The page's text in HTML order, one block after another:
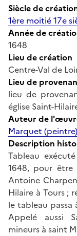
Siècle de
1ère moitié 17e
Année de
1648
Lieu de création
Centre-Val de
Lieu de
lieu de
église Saint-
Auteur de
Marquet (peintre)
Description
Tableau
1648, pour
Antoine
Hilaire à Tours ;
le tableau
Appelé aussi
mineurs à saint